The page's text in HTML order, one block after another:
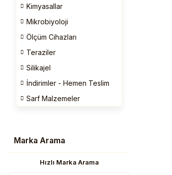
Kimyasallar
Mikrobiyoloji
Ölçüm Cihazları
Teraziler
Silikajel
İndirimler - Hemen Teslim
Sarf Malzemeler
Marka Arama
Hızlı Marka Arama